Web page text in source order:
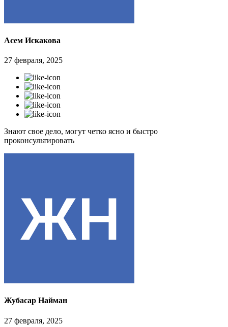
Асем Искакова
27 февраля, 2025
Знают свое дело, могут четко ясно и быстро
проконсультировать
Жубасар Найман
27 февраля, 2025